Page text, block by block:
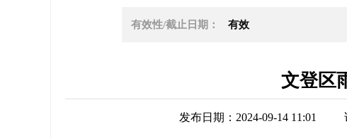
有效性/截止日期： 有效
文登区
发布日期：2024-09-14 11:01